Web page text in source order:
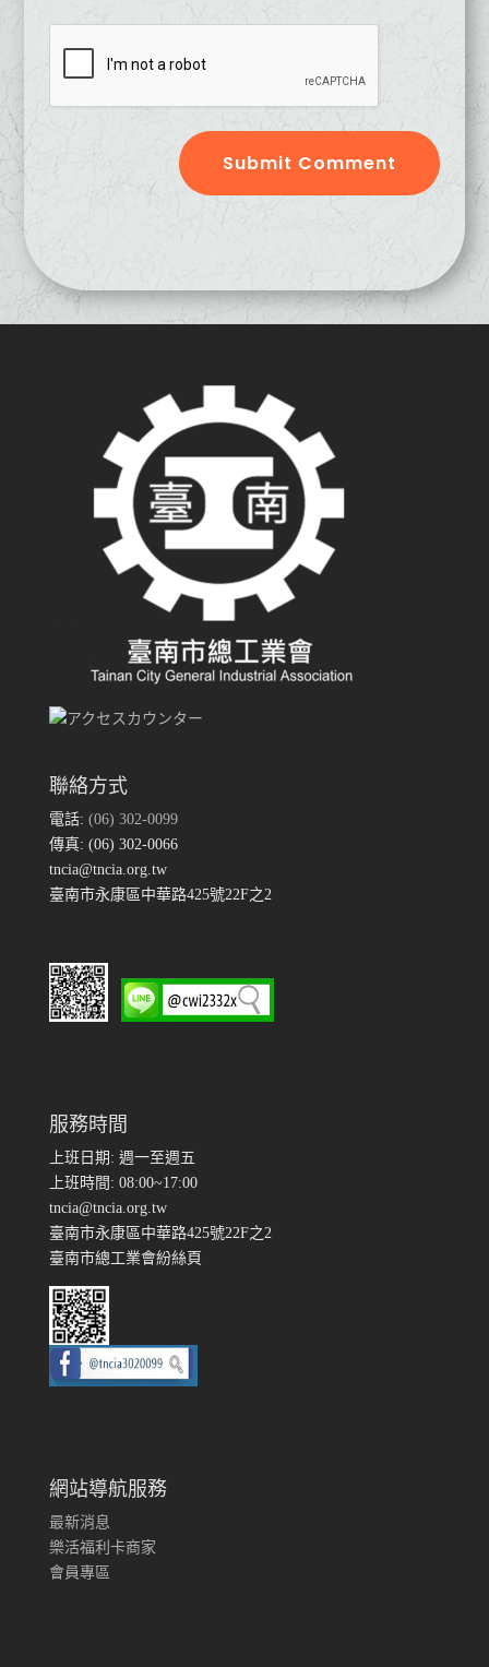
Submit Comment
聯絡方式
電話: (06) 302-0099
傳真: (06) 302-0066
tncia@tncia.org.tw
臺南市永康區中華路425號22F之2
服務時間
上班日期: 週一至週五
上班時間: 08:00~17:00
tncia@tncia.org.tw
臺南市永康區中華路425號22F之2
臺南市總工業會紛絲頁
網站導航服務
最新消息
樂活福利卡商家
會員專區